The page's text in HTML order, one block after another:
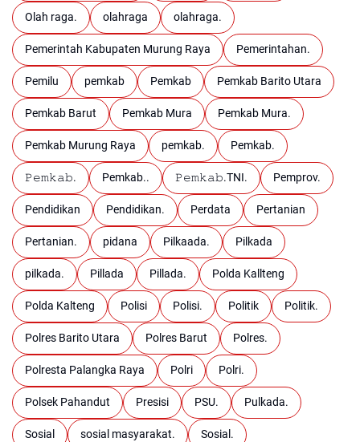
Olah raga. olahraga olahraga.
Pemerintah Kabupaten Murung Raya Pemerintahan.
Pemilu pemkab Pemkab Pemkab Barito Utara
Pemkab Barut Pemkab Mura Pemkab Mura.
Pemkab Murung Raya pemkab. Pemkab.
𝙿𝚎𝚖𝚔𝚊𝚋. Pemkab.. 𝙿𝚎𝚖𝚔𝚊𝚋.TNI. Pemprov.
Pendidikan Pendidikan. Perdata Pertanian
Pertanian. pidana Pilkaada. Pilkada
pilkada. Pillada Pillada. Polda Kallteng
Polda Kalteng Polisi Polisi. Politik Politik.
Polres Barito Utara Polres Barut Polres.
Polresta Palangka Raya Polri Polri.
Polsek Pahandut Presisi PSU. Pulkada.
Sosial sosial masyarakat. Sosial.